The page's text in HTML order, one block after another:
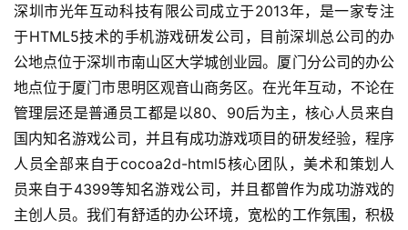
游
茶
原
创
游
戏
业
界
深圳市光年互动科技有限公司成立于2013年，是一家专注
于HTML5技术的手机游戏研发公司，目前深圳总公司的办
公地点位于深圳市南山区大学城创业园。厦门分公司的办公
地点位于厦门市思明区观音山商务区。在光年互动，不论在
管理层还是普通员工都是以80、90后为主，核心人员来自
国内知名游戏公司，并且有成功游戏项目的研发经验，程序
人员全部来自于cocoa2d-html5核心团队，美术和策划人
员来自于4399等知名游戏公司，并且都曾作为成功游戏的
主创人员。我们有舒适的办公环境，宽松的工作氛围，积极